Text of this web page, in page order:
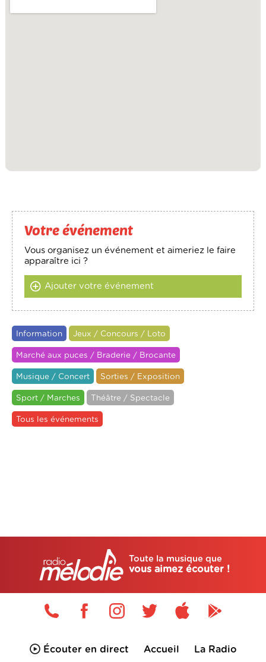
Votre événement
Vous organisez un événement et aimeriez le faire
apparaître ici ?
Ajouter votre événement
Information Jeux / Concours / Loto
Marché aux puces / Braderie / Brocante
Musique / Concert Sorties / Exposition
Sport / Marches Théâtre / Spectacle
Tous les événements
Toute la musique que
vous aimez écouter !
Écouter en direct Accueil La Radio